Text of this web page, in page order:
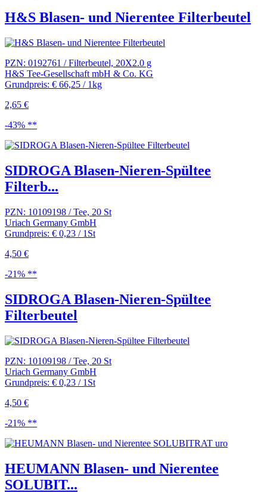
H&S Blasen- und Nierentee Filterbeutel
PZN: 0192761 / Filterbeutel, 20X2.0 g
H&S Tee-Gesellschaft mbH & Co. KG
Grundpreis: € 66,25 / 1kg
2,65 €
-43% **
SIDROGA Blasen-Nieren-Spültee
Filterb...
PZN: 10109198 / Tee, 20 St
Uriach Germany GmbH
Grundpreis: € 0,23 / 1St
4,50 €
-21% **
SIDROGA Blasen-Nieren-Spültee
Filterbeutel
PZN: 10109198 / Tee, 20 St
Uriach Germany GmbH
Grundpreis: € 0,23 / 1St
4,50 €
-21% **
HEUMANN Blasen- und Nierentee
SOLUBIT...